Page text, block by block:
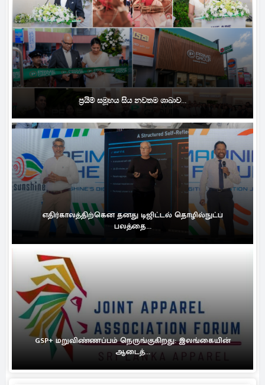
ප්‍රයිම් සමූහය සිය නවතම ශාඛාව...
எதிர்காலத்திற்கென தனது டிஜிட்டல் தொழில்நுட்ப
பலத்தை...
GSP+ மறுவிண்ணப்பம் நெருங்குகிறது: இலங்கையின்
ஆடைத்...